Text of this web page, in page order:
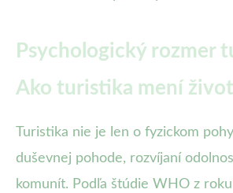
Psychologický rozmer
Ako turistika mení život
Turistika nie je len o fyzickom
duševnej pohode, rozvíjaní
komunít. Podľa štúdie WHO z